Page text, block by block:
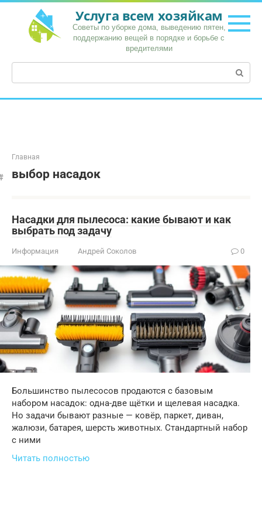
Перейти
контенту
Услуга всем хозяйкам
Советы по уборке дома, выведению пятен,
поддержанию вещей в порядке и борьбе с
вредителями
Поиск:
Главная
выбор насадок
Насадки для пылесоса: какие бывают и как
выбрать под задачу
Информация Андрей Соколов 0
Большинство пылесосов продаются с базовым
набором насадок: одна-две щётки и щелевая насадка.
Но задачи бывают разные — ковёр, паркет, диван,
жалюзи, батарея, шерсть животных. Стандартный набор
с ними
Читать полностью